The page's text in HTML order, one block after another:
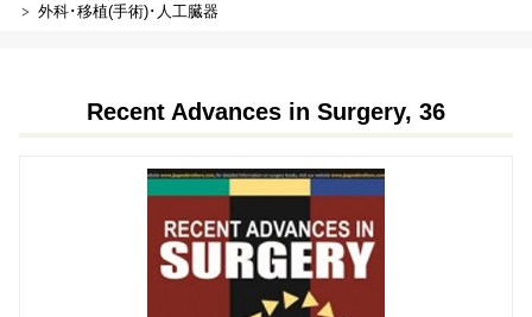
外科･移植(手術)･人工臓器
Recent Advances in Surgery, 36